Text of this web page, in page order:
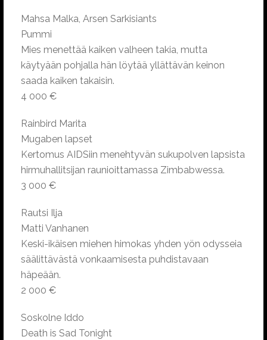
Mahsa Malka, Arsen Sarkisiants
Pummi
Mies menettää kaiken valheen takia, mutta
käytyään pohjalla hän löytää yllättävän keinon
saada kaiken takaisin.
4 000 €
Rainbird Marita
Mugaben lapset
Kertomus AIDSiin menehtyvän sukupolven lapsista
hirmuhallitsijan raunioittamassa Zimbabwessa.
3 000 €
Rautsi Ilja
Matti Vanhanen
Keski-ikäisen miehen himokas yhden yön odysseia
säälittävästä vonkaamisesta puhdistavaan
häpeään.
2 000 €
Soskolne Iddo
Death is Sad Tonight